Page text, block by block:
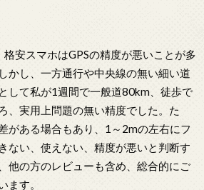
安スマホはGPSの精度が悪いことが多
かし、一方通行や中央線の無い細い道
して私が1週間で一般道80km、徒歩で
、実用上問題の無い精度でした。た
がある場合もあり、1～2mの左右にフ
ない、使えない、精度が悪いと判断す
他の方のレビューも含め、総合的にご
ます。